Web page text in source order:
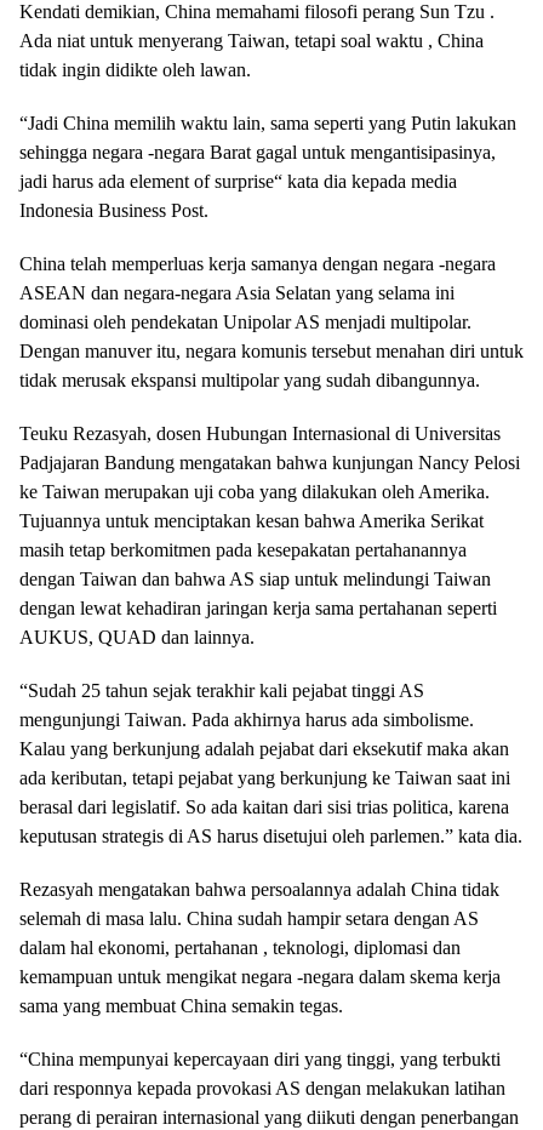
Kendati demikian, China memahami filosofi perang Sun Tzu .
Ada niat untuk menyerang Taiwan, tetapi soal waktu , China
tidak ingin didikte oleh lawan.
“Jadi China memilih waktu lain, sama seperti yang Putin lakukan
sehingga negara -negara Barat gagal untuk mengantisipasinya,
jadi harus ada element of surprise“ kata dia kepada media
Indonesia Business Post.
China telah memperluas kerja samanya dengan negara -negara
ASEAN dan negara-negara Asia Selatan yang selama ini
dominasi oleh pendekatan Unipolar AS menjadi multipolar.
Dengan manuver itu, negara komunis tersebut menahan diri untuk
tidak merusak ekspansi multipolar yang sudah dibangunnya.
Teuku Rezasyah, dosen Hubungan Internasional di Universitas
Padjajaran Bandung mengatakan bahwa kunjungan Nancy Pelosi
ke Taiwan merupakan uji coba yang dilakukan oleh Amerika.
Tujuannya untuk menciptakan kesan bahwa Amerika Serikat
masih tetap berkomitmen pada kesepakatan pertahanannya
dengan Taiwan dan bahwa AS siap untuk melindungi Taiwan
dengan lewat kehadiran jaringan kerja sama pertahanan seperti
AUKUS, QUAD dan lainnya.
“Sudah 25 tahun sejak terakhir kali pejabat tinggi AS
mengunjungi Taiwan. Pada akhirnya harus ada simbolisme.
Kalau yang berkunjung adalah pejabat dari eksekutif maka akan
ada keributan, tetapi pejabat yang berkunjung ke Taiwan saat ini
berasal dari legislatif. So ada kaitan dari sisi trias politica, karena
keputusan strategis di AS harus disetujui oleh parlemen.” kata dia.
Rezasyah mengatakan bahwa persoalannya adalah China tidak
selemah di masa lalu. China sudah hampir setara dengan AS
dalam hal ekonomi, pertahanan , teknologi, diplomasi dan
kemampuan untuk mengikat negara -negara dalam skema kerja
sama yang membuat China semakin tegas.
“China mempunyai kepercayaan diri yang tinggi, yang terbukti
dari responnya kepada provokasi AS dengan melakukan latihan
perang di perairan internasional yang diikuti dengan penerbangan